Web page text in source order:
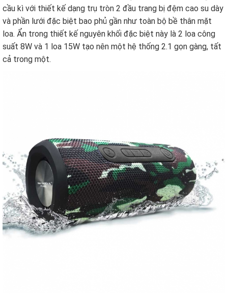
cầu kì với thiết kế dạng trụ tròn 2 đầu trang bị đệm cao su dày
và phần lưới đặc biệt bao phủ gần như toàn bộ bề thân mặt
loa. Ẩn trong thiết kế nguyên khối đặc biệt này là 2 loa công
suất 8W và 1 loa 15W tạo nên một hệ thống 2.1 gọn gàng, tất
cả trong một.